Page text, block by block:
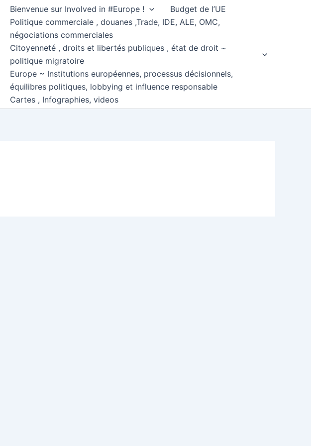
Bienvenue sur Involved in #Europe !
Budget de l’UE
Politique commerciale , douanes ,Trade, IDE, ALE, OMC,
négociations commerciales
Citoyenneté , droits et libertés publiques , état de droit ~
politique migratoire
Europe ~ Institutions européennes, processus décisionnels,
équilibres politiques, lobbying et influence responsable
Cartes , Infographies, videos